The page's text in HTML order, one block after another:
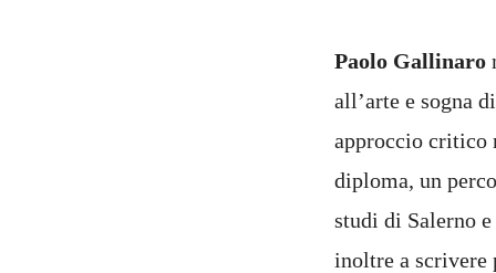
Paolo Gallinaro
all’arte e sogna
approccio critico
diploma, un
studi di Salerno
inoltre a scrivere